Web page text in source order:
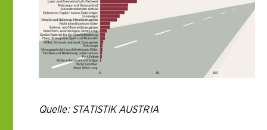
Quelle: STATISTIK AUSTRIA